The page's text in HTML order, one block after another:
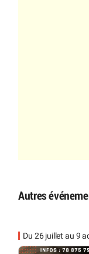
Autres
Du 26 juillet au 9